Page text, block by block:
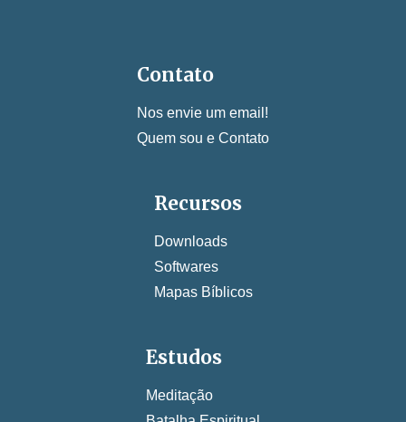
Contato
Nos envie um email!
Quem sou e Contato
Recursos
Downloads
Softwares
Mapas Bíblicos
Estudos
Meditação